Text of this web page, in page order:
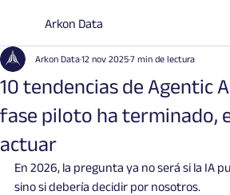
Arkon Data
10 tendencias de Agentic
fase piloto ha terminado,
actuar
Arkon Data12 nov 20257 min de lectura
En 2026, la pregunta ya no será si la IA
sino si debería decidir por nosotros.